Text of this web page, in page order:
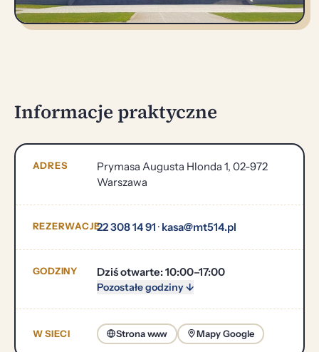
Informacje praktyczne
ADRES
Prymasa Augusta Hlonda 1, 02-972
Warszawa
REZERWACJE22 308 14 91 · kasa@mt514.pl
GODZINY Dziś otwarte: 10:00–17:00
Pozostałe godziny ↓
W SIECI Strona www Mapy Google